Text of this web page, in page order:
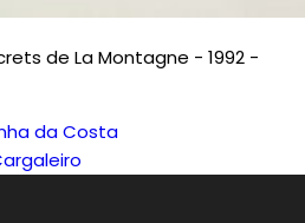
de La Montagne - 1992 -
da Costa